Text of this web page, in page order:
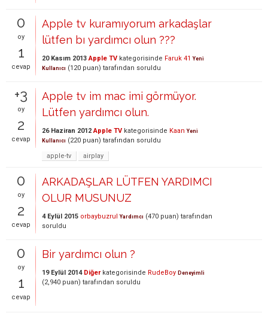
0
oy
1
cevap
Apple tv kuramıyorum arkadaşlar
lütfen bı yardımcı olun ???
20 Kasım 2013 Apple TV kategorisinde Faruk 41 Yeni
Kullanıcı (120 puan) tarafından soruldu
+3
oy
2
cevap
Apple tv im mac imi görmüyor.
Lütfen yardımcı olun.
26 Haziran 2012 Apple TV kategorisinde Kaan Yeni
Kullanıcı (220 puan) tarafından soruldu
apple-tv
airplay
0
oy
2
cevap
ARKADAŞLAR LÜTFEN YARDIMCI
OLUR MUSUNUZ
4 Eylül 2015 orbaybuzrul Yardımcı (470 puan) tarafından
soruldu
0
oy
1
cevap
Bir yardımcı olun ?
19 Eylül 2014 Diğerkategorisinde RudeBoy Deneyimli
(2,940 puan) tarafından soruldu